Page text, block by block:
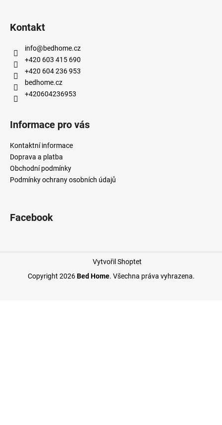
Kontakt
info@bedhome.cz
+420 603 415 690
+420 604 236 953
bedhome.cz
+420604236953
Informace pro vás
Kontaktní informace
Doprava a platba
Obchodní podmínky
Podmínky ochrany osobních údajů
Facebook
Vytvořil Shoptet
Copyright 2026Bed Home. Všechna práva vyhrazena.